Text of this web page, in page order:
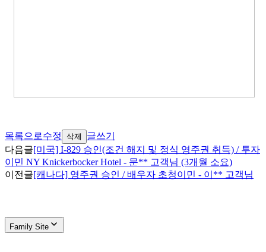
목록으로수정 삭제
글쓰기
다음글[미국] I-829 승인(조건 해지 및 정식 영주권 취득) / 투자
이민 NY Knickerbocker Hotel - 문** 고객님 (3개월 소요)
이전글[캐나다] 영주권 승인 / 배우자 초청이민 - 이** 고객님
Family Site